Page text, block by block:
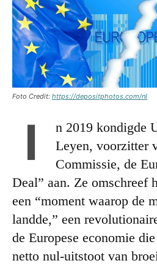
Foto Credit: https://depositphotos.com/nl
I
n 2019 kondigde
Leyen, voorzitter
Commissie, de
Deal” aan. Ze omschreef
een “moment waarop de
landde,” een
de Europese economie
netto nul-uitstoot van